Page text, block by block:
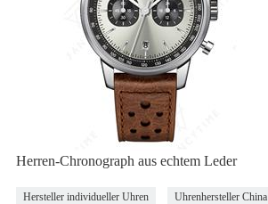
Herren-Chronograph aus echtem Leder
Hersteller individueller Uhren Uhrenhersteller China